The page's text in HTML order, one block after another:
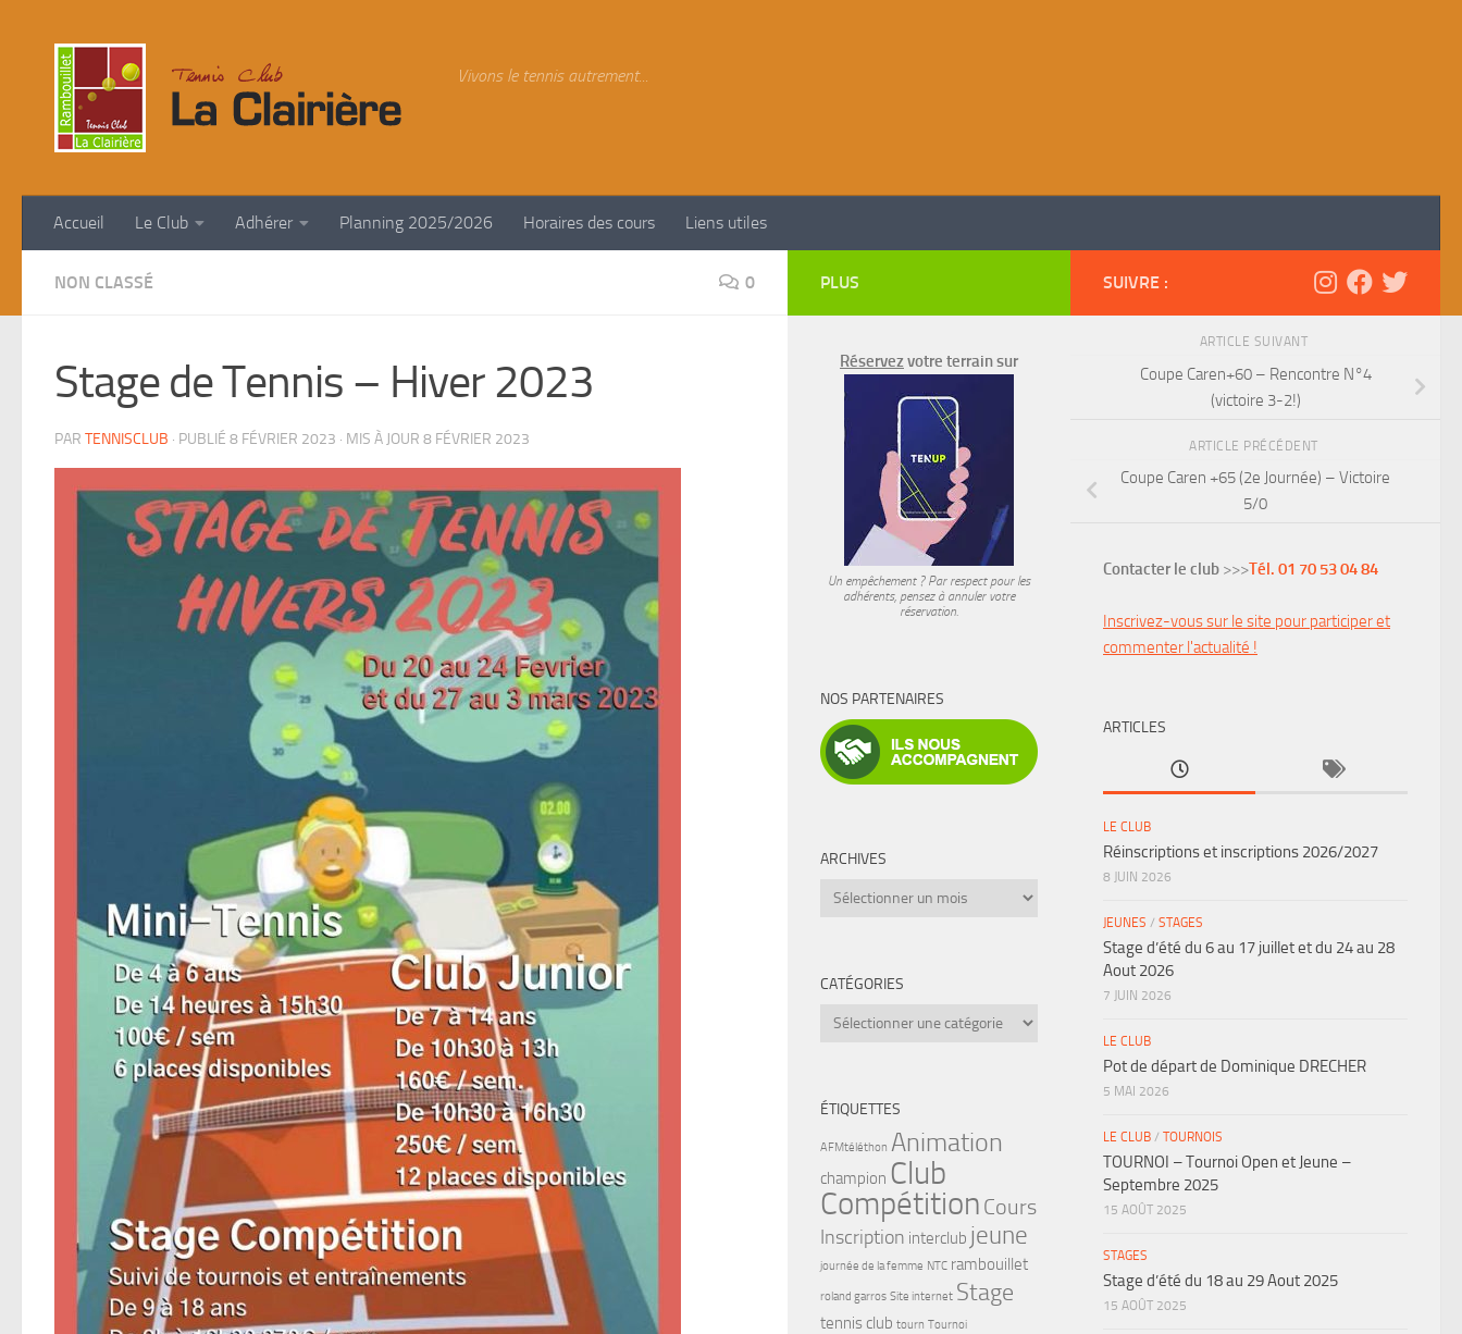
Vivons le tennis autrement...
Accueil Le Club Adhérer Planning 2025/2026 Horaires des cours Liens utiles
NON CLASSÉ 0
Stage de Tennis – Hiver 2023
PAR TENNISCLUB · PUBLIÉ 8 FÉVRIER 2023 · MIS À JOUR 8 FÉVRIER 2023
SUIVRE :
ARTICLE SUIVANT
Coupe Caren+60 – Rencontre N°4
(victoire 3-2!)
ARTICLE PRÉCÉDENT
Coupe Caren +65 (2e Journée) – Victoire
5/0
Contacter le club >>>Tél. 01 70 53 04 84
Inscrivez-vous sur le site pour participer et
commenter l'actualité !
ARTICLES
LE CLUB
Réinscriptions et inscriptions 2026/2027
8 JUIN 2026
JEUNES / STAGES
Stage d’été du 6 au 17 juillet et du 24 au 28
Aout 2026
7 JUIN 2026
LE CLUB
Pot de départ de Dominique DRECHER
5 MAI 2026
LE CLUB / TOURNOIS
TOURNOI – Tournoi Open et Jeune –
Septembre 2025
15 AOÛT 2025
STAGES
Stage d’été du 18 au 29 Aout 2025
15 AOÛT 2025
PLUS
Réservez votre terrain sur
Un empêchement ? Par respect pour les
adhérents, pensez à annuler votre
réservation.
NOS PARTENAIRES
ARCHIVES
Archives
CATÉGORIES
Catégories
ÉTIQUETTES
AFMtéléthon Animation
champion Club
Compétition Cours
Inscription interclub jeune
journée de la femme NTC rambouillet
roland garros Site internet Stage
tennis club tourn Tournoi